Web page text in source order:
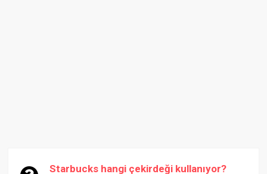
Starbucks hangi çekirdeği kullanıyor?